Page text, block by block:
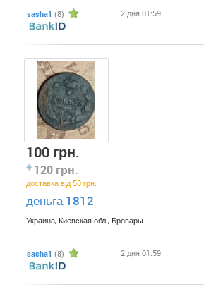
sasha1 (8) 2 дня 01:59
100 грн.
120 грн.
доставка від 50 грн.
деньга 1812
Украина, Киевская обл., Бровары
sasha1 (8) 2 дня 01:59